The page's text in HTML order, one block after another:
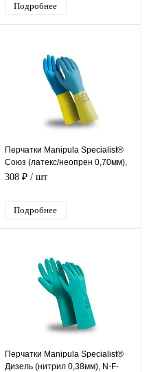
Подробнее
Перчатки Manipula Specialist®
Союз (латекс/неопрен 0,70мм),
LN-F-05/CG-971
308 ₽ / шт
Подробнее
Перчатки Manipula Specialist®
Дизель (нитрил 0,38мм), N-F-